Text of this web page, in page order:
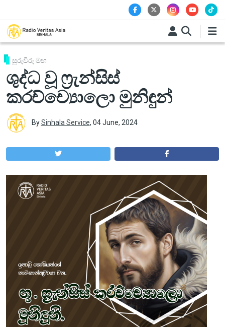
සුරුවිරු මඟ
ශුද්ධ වූ ෆ්‍රැන්සිස්
කරච්ච්‍යොලො මුනිඳුන්
BySinhala Service, 04 June, 2024